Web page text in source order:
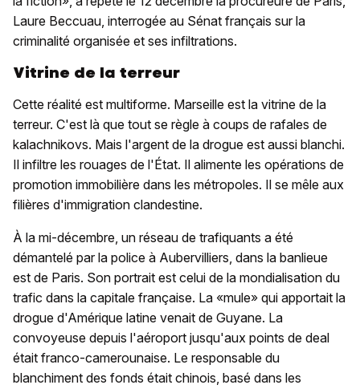
Laure Beccuau, interrogée au Sénat français sur la
criminalité organisée et ses infiltrations.
Vitrine de la terreur
Cette réalité est multiforme. Marseille est la vitrine de la
terreur. C'est là que tout se règle à coups de rafales de
kalachnikovs. Mais l'argent de la drogue est aussi blanchi.
Il infiltre les rouages de l'État. Il alimente les opérations de
promotion immobilière dans les métropoles. Il se mêle aux
filières d'immigration clandestine.
À la mi-décembre, un réseau de trafiquants a été
démantelé par la police à Aubervilliers, dans la banlieue
est de Paris. Son portrait est celui de la mondialisation du
trafic dans la capitale française. La «mule» qui apportait la
drogue d'Amérique latine venait de Guyane. La
convoyeuse depuis l'aéroport jusqu'aux points de deal
était franco-camerounaise. Le responsable du
blanchiment des fonds était chinois, basé dans les